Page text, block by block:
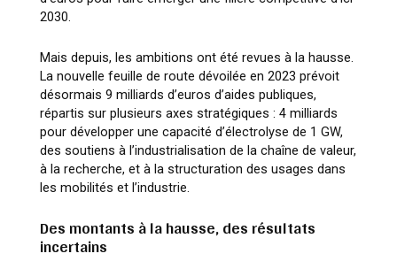
2030.
Mais depuis, les ambitions ont été revues à la hausse.
La nouvelle feuille de route dévoilée en 2023 prévoit
désormais 9 milliards d’euros d’aides publiques,
répartis sur plusieurs axes stratégiques : 4 milliards
pour développer une capacité d’électrolyse de 1 GW,
des soutiens à l’industrialisation de la chaîne de valeur,
à la recherche, et à la structuration des usages dans
les mobilités et l’industrie.
Des montants à la hausse, des résultats
incertains